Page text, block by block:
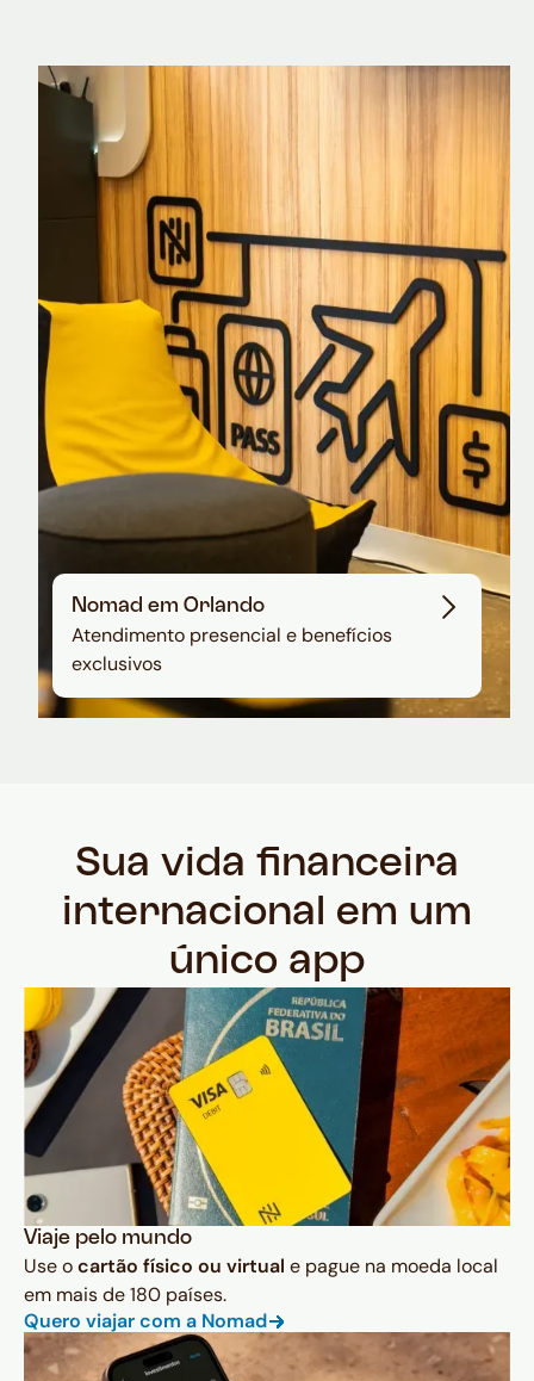
Nomad Explorer
Cartão de crédito brasileiro com cashback
em dólar
Nomad em Orlando
Atendimento presencial e benefícios
exclusivos
Sua vida financeira
internacional em um
único app
Viaje pelo mundo
Use ocartão físico ou virtual e pague na moeda local
em mais de 180 países.
Quero viajar com a Nomad